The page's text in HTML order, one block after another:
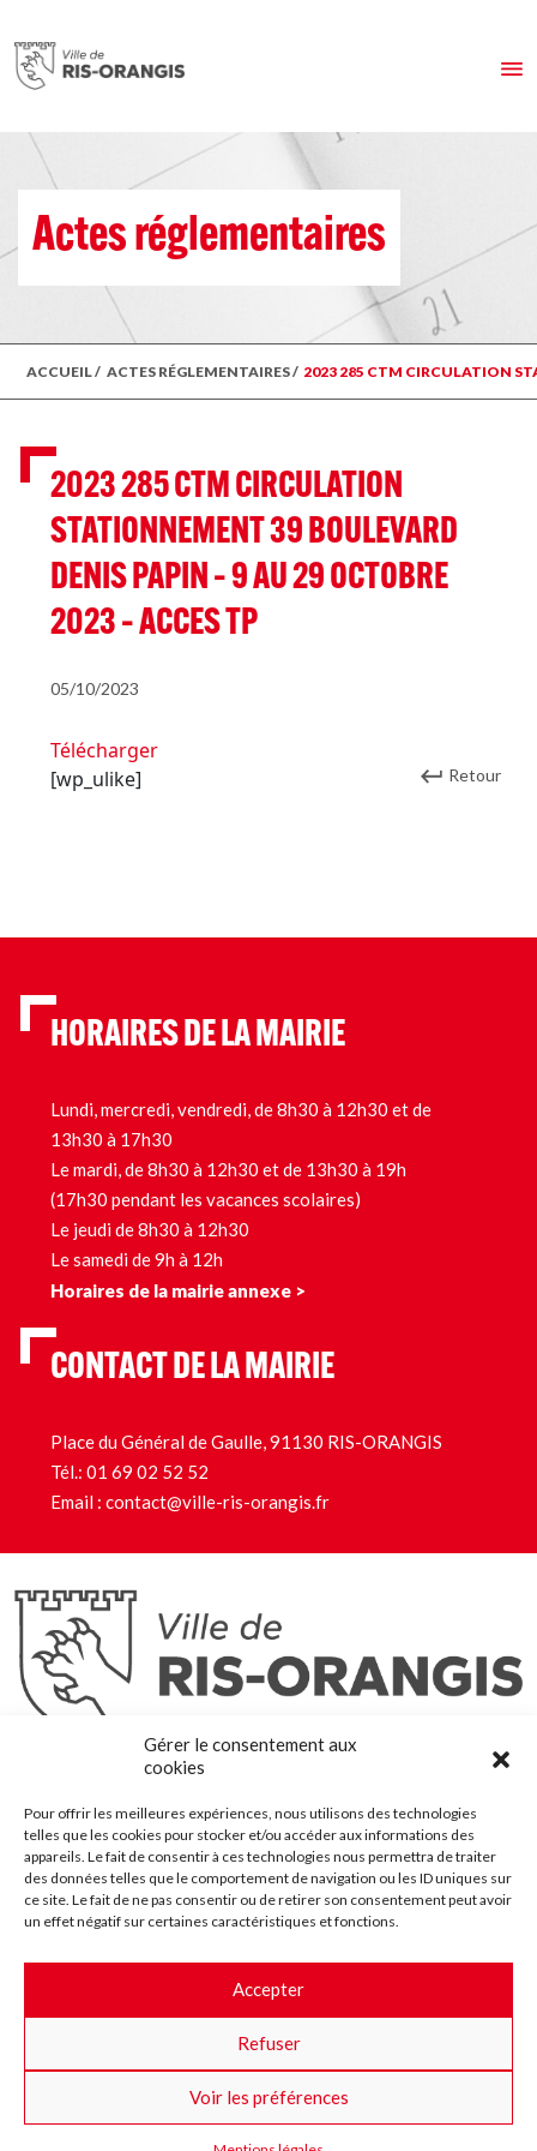
Gérer le consentement aux
cookies
Pour offrir les meilleures expériences, nous utilisons des technologies
telles que les cookies pour stocker et/ou accéder aux informations des
appareils. Le fait de consentir à ces technologies nous permettra de traiter
des données telles que le comportement de navigation ou les ID uniques sur
ce site. Le fait de ne pas consentir ou de retirer son consentement peut avoir
un effet négatif sur certaines caractéristiques et fonctions.
Accepter
Refuser
Voir les préférences
Actes réglementaires
ACCUEIL/ ACTES RÉGLEMENTAIRES/ 2023 285 CTM CIRCULATION
2023 285 CTM CIRCULATION
STATIONNEMENT 39 BOULEVARD
DENIS PAPIN – 9 AU 29 OCTOBRE
2023 – ACCES TP
05/10/2023
Télécharger
[wp_ulike]
Retour
HORAIRES DE LA MAIRIE
Lundi, mercredi, vendredi, de 8h30 à 12h30 et de
13h30 à 17h30
Le mardi, de 8h30 à 12h30 et de 13h30 à 19h
(17h30 pendant les vacances scolaires)
Le jeudi de 8h30 à 12h30
Le samedi de 9h à 12h
Horaires de la mairie annexe >
CONTACT DE LA MAIRIE
Place du Général de Gaulle, 91130 RIS-ORANGIS
Tél.: 01 69 02 52 52
Email : contact@ville-ris-orangis.fr
Ris-Orangis
@2022 — Tous droits réservés
Plan du site
Contact
Accessibilité
Crédits
Les marchés publics
Suggestions & Améliorations
Facebook
InstaTwitterYoutube